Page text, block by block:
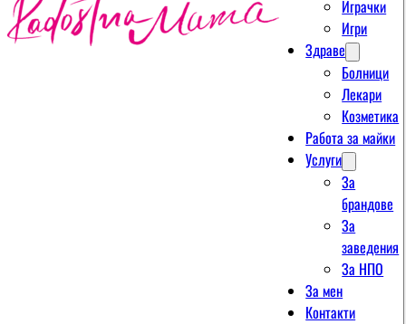
Играчки
Игри
Здраве
Болници
Лекари
Козметика
Работа за майки
Услуги
За
брандове
За
заведения
За НПО
За мен
Контакти